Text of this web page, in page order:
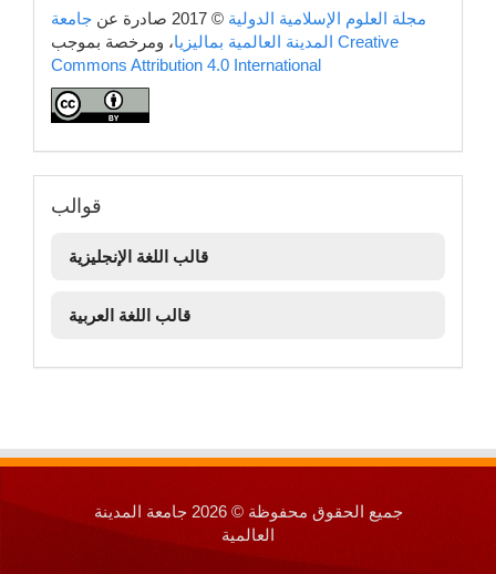
copyright مجلة العلوم الإسلامية الدولية © 2017 صادرة عن
جامعة
المدينة العالمية بماليزيا Creative
Commons Attribution 4.0 International
قوالب
قوالب
قالب اللغة الإنجليزية
قالب اللغة العربية
جميع الحقوق محفوظة © 2026 جامعة المدينة
العالمية